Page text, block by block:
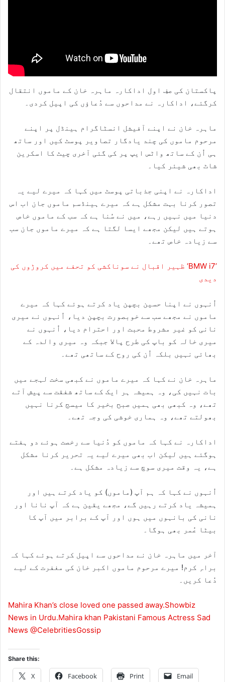
پاکستان کی صفِ اول اداکارہ ماہرہ خان کے ماموں انتقال
کرگئے، اداکارہ نے مداحوں سے دُعاؤں کی اپیل کردی۔
ماہرہ خان نے اپنے آفیشل انسٹاگرام ہینڈل پر اپنے
مرحوم ماموں کی چند یادگار تصاویر پوسٹ کیں اور ساتھ
ہی اُن کے ساتھ واٹس ایپ پر کی گئی آخری چیٹ کا اسکرین
شاٹ بھی شیئر کیا۔
اداکارہ نے اپنی جذباتی پوسٹ میں کہا کہ میرے لیے یہ
تصور کرنا بہت مشکل ہے کہ میرے ہینڈسم ماموں جان اب اس
دنیا میں نہیں رہے، میں نے سُنا ہے کہ سب کے ماموں خاص
ہوتے ہیں لیکن مجھے ایسا لگتا ہے کہ میرے ماموں جان سب
سے زیادہ خاص تھے۔
ظہیر اقبال نے سوناکشی کو تحفے میں کروڑوں کی ‘BMW i7’
دیدی
اُنہوں نے اپنا حسین بچپن یاد کرتے ہوئے کہا کہ میرے
ماموں نے مجھے سب سے خوبصورت بچپن دیا، اُنہوں نے میری
نانی کو غیر مشروط محبت اور احترام دیا، اُنہوں نے
میری خالہ کو باپ کی طرح پالا جبکہ وہ میری والدہ کے
بھائی نہیں بلکہ اُن کی روح کے ساتھی تھے۔
ماہرہ خان نے کہا کہ میرے ماموں نے کبھی سخت لہجے میں
بات نہیں کی، وہ ہمیشہ ہر ایک کے ساتھ شفقت سے پیش آتے
تھے، وہ کبھی بھی ہمیں صبح بخیر کا میسج کرنا نہیں
بھولتے تھے، وہ ہماری خوشی کی وجہ تھے۔
اداکارہ نے کہا کہ ماموں کو دُنیا سے رخصت ہوئے دو ہفتے
ہوگئے ہیں لیکن اب بھی میرے لیے یہ تحریر کرنا مشکل
ہے، یہ وقت میری سوچ سے زیادہ مشکل ہے۔
اُنہوں نے کہا کہ ہم آپ (ماموں) کو یاد کرتے ہیں اور
ہمیشہ یاد کرتے رہیں گے، مجھے یقین ہے کہ آپ نانا اور
نانی کی بانہوں میں ہوں اور آپ کے برابر میں آپ کا
بیٹا عُمر بھی ہوگا۔
آخر میں ماہرہ خان نے مداحوں سے اپیل کرتے ہوئے کہا کہ
براہِ کرم! میرے مرحوم ماموں اکبر خان کی مغفرت کے لیے
دُعا کریں۔
Mahira Khan’s close loved one passed away.Showbiz
News in Urdu.Mahira khan Pakistani Famous Actress Sad
News ‪@CelebritiesGossip‬
Share this:
X Facebook Print Email